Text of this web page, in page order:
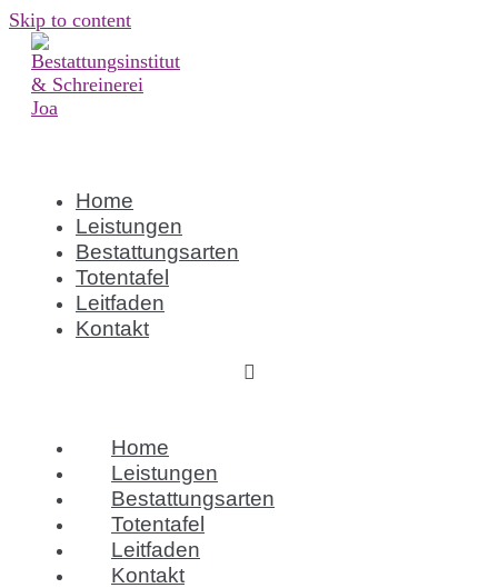
Skip to content
Home
Leistungen
Bestattungsarten
Totentafel
Leitfaden
Kontakt
Home
Leistungen
Bestattungsarten
Totentafel
Leitfaden
Kontakt